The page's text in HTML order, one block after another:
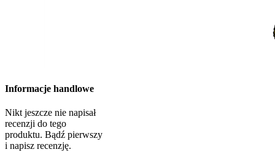
Informacje handlowe
Nikt jeszcze nie napisał
recenzji do tego
produktu. Bądź pierwszy
i napisz recenzję.